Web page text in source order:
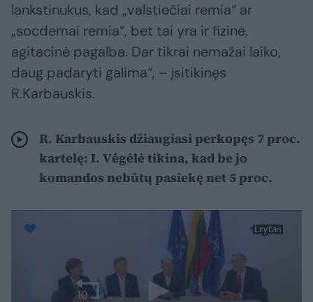
lankstinukus, kad „valstiečiai remia“ ar
„socdemai remia“, bet tai yra ir fizinė,
agitacinė pagalba. Dar tikrai nemažai laiko,
daug padaryti galima“, – įsitikinęs
R.Karbauskis.
R. Karbauskis džiaugiasi perkopęs 7 proc.
kartelę: I. Vėgėlė tikina, kad be jo
komandos nebūtų pasiekę net 5 proc.